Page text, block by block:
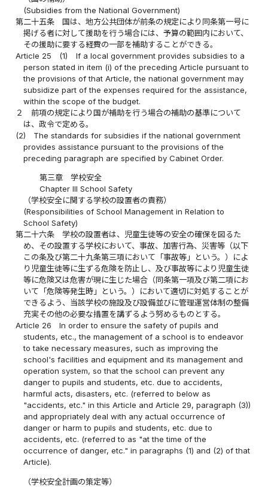
(Subsidies from the National Government)
第二十五条
国は、地方公共団体が前条の規定により同条第一号に
掲げる者に対して援助を行う場合には、予算の範囲内において、
その援助に要する経費の一部を補助することができる。
Article 25
(1)
If a local government provides subsidies to a
person stated in item (i) of the preceding Article pursuant to
the provisions of that Article, the national government may
subsidize part of the expenses required for the assistance,
within the scope of the budget.
２
前項の規定により国が補助を行う場合の補助の基準について
は、政令で定める。
(2)
The standards for subsidies if the national government
provides assistance pursuant to the provisions of the
preceding paragraph are specified by Cabinet Order.
第三章 学校安全
Chapter III School Safety
（学校安全に関する学校の設置者の責務）
(Responsibilities of School Management in Relation to
School Safety)
第二十六条
学校の設置者は、児童生徒等の安全の確保を図るた
め、その設置する学校において、事故、加害行為、災害等（以下
この条及び第二十九条第三項において「事故等」という。）によ
り児童生徒等に生ずる危険を防止し、及び事故等により児童生徒
等に危険又は危害が現に生じた場合（同条第一項及び第二項にお
いて「危険等発生時」という。）において適切に対処することが
できるよう、当該学校の施設及び設備並びに管理運営体制の整備
充実その他の必要な措置を講ずるよう努めるものとする。
Article 26
In order to ensure the safety of pupils and
students, etc., the management of a school is to endeavor
to take necessary measures, such as improving the
school's facilities and equipment and its management and
operation system, so that the school can prevent any
danger to pupils and students, etc. due to accidents,
harmful acts, disasters, etc. (referred to below as
"accidents, etc." in this Article and Article 29, paragraph (3))
and appropriately deal with any actual occurrence of
danger or harm to pupils and students, etc. due to
accidents, etc. (referred to as "at the time of the
occurrence of danger, etc." in paragraphs (1) and (2) of that
Article).
（学校安全計画の策定等）